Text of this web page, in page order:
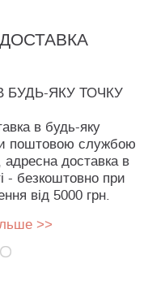
ДОСТАВКА
БУДЬ-ЯКУ ТОЧКУ
в будь-яку
поштовою службою
доставка в
- безкоштовно при
від 5000 грн.
>>